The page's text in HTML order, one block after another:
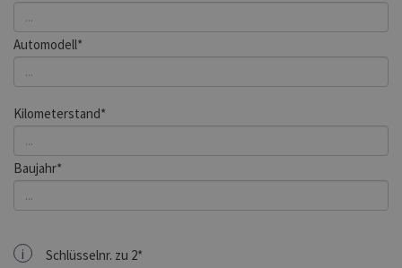
Automodell*
Kilometerstand*
Baujahr*
i Schlüsselnr. zu 2*